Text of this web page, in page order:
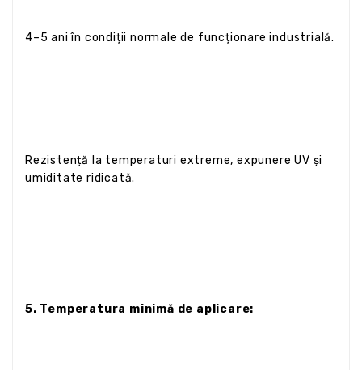
4–5 ani în condiții normale de funcționare industrială.
Rezistență la temperaturi extreme, expunere UV și
umiditate ridicată.
5. Temperatura minimă de aplicare: